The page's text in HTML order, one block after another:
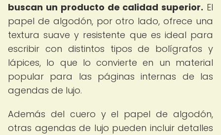
buscan un producto de calidad superior. El
papel de algodón, por otro lado, ofrece una
textura suave y resistente que es ideal para
escribir con distintos tipos de bolígrafos y
lápices, lo que lo convierte en un material
popular para las páginas internas de las
agendas de lujo.
Además del cuero y el papel de algodón,
otras agendas de lujo pueden incluir detalles